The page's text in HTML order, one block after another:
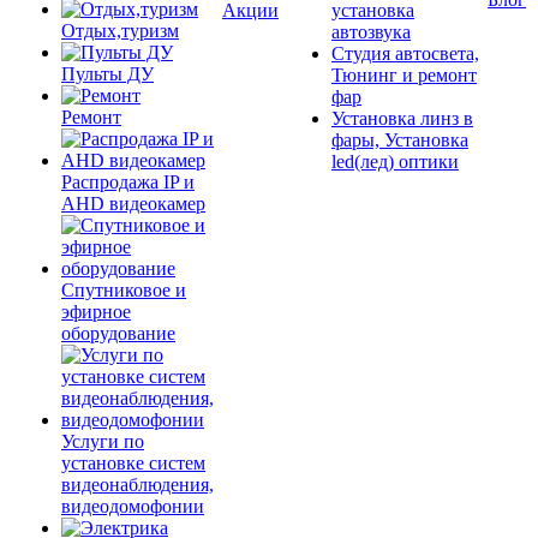
Отдых,туризм
Пульты ДУ
Ремонт
Распродажа IP и
AHD видеокамер
Спутниковое и
эфирное
оборудование
Услуги по
установке систем
видеонаблюдения,
видеодомофонии
Акции
установка
автозвука
Студия автосвета,
Тюнинг и ремонт
фар
Установка линз в
фары, Установка
led(лед) оптики